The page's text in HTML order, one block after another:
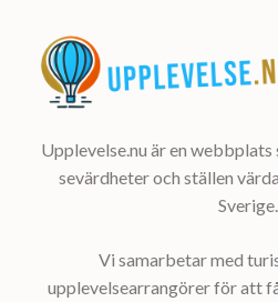
Upplevelse.nu är en webbplats
sevärdheter och ställen
Sverige.
Vi samarbetar med
upplevelsearrangörer för att